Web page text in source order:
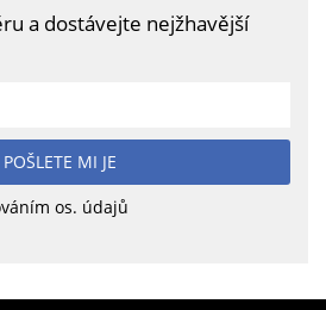
a dostávejte nejžhavější
POŠLETE MI JE
os. údajů